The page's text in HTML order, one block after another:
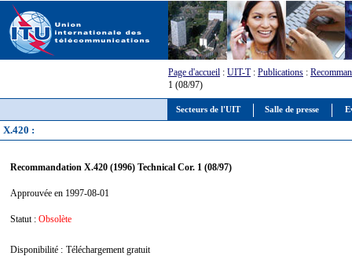
Secteurs de l'UIT Salle de presse
Page d'accueil : UIT-T: Publications :
1 (08/97)
X.420 :
Recommandation X.420 (1996) Technical Cor. 1 (08/97)
Approuvée en 1997-08-01
Statut : Obsolète
Disponibilité : Téléchargement gratuit